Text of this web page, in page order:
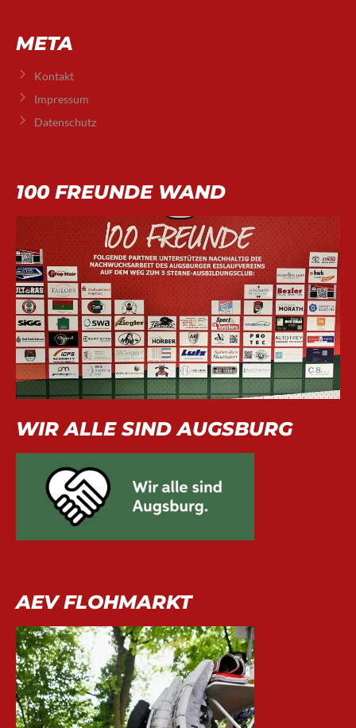
META
Kontakt
Impressum
Datenschutz
100 FREUNDE WAND
WIR ALLE SIND AUGSBURG
AEV FLOHMARKT